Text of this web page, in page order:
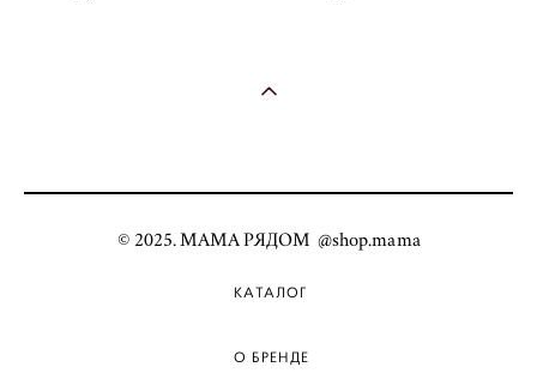
© 2025. МАМА РЯДОМ @shop.mama
КАТАЛОГ
О БРЕНДЕ